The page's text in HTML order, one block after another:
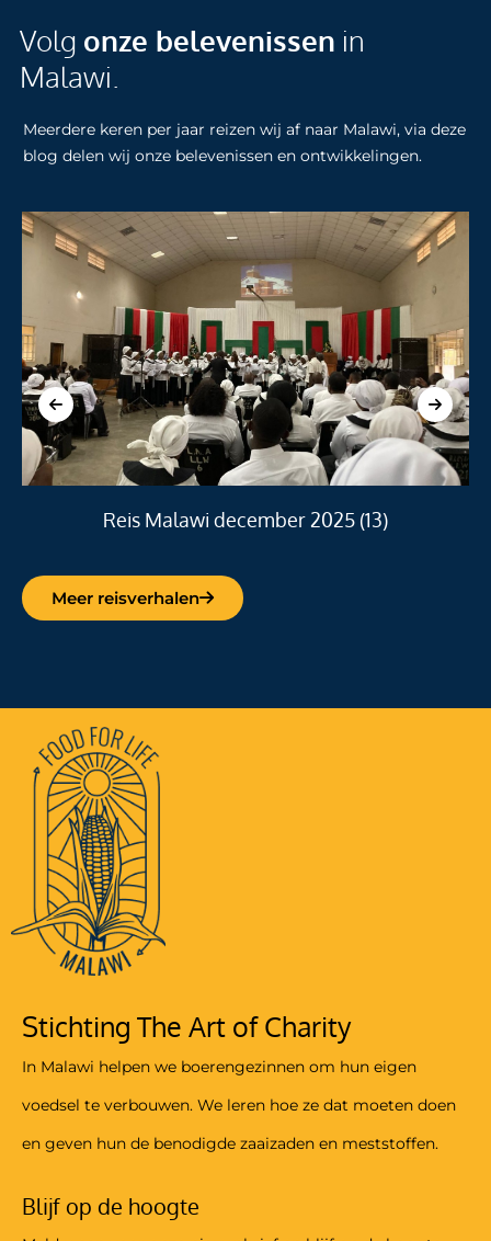
Volg onze belevenissen in
Malawi.
Meerdere keren per jaar reizen wij af naar Malawi, via deze
blog delen wij onze belevenissen en ontwikkelingen.
Reis Malawi december 2025 (13)
Meer reisverhalen
Stichting The Art of Charity
In Malawi helpen we boerengezinnen om hun eigen
voedsel te verbouwen. We leren hoe ze dat moeten doen
en geven hun de benodigde zaaizaden en meststoffen.
Blijf op de hoogte